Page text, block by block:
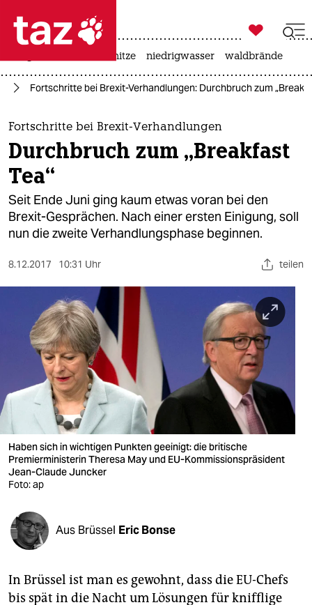
 taz zahl ich
taz zahl ich
themen
politik
öko
gesellschaft
sport
berlin
nord
wahrheit
verlag
verlag
veranstaltungen
shop
fragen & hilfe
unterstützen
abo
genossenschaft

taz zahl ich
hitze niedrigwasser waldbrände
Fortschritte bei Brexit-Verhandlungen: Durchbruch zum
Fortschritte bei Brexit-Verhandlungen
Durchbruch zum „Breakfast
Tea“
Seit Ende Juni ging kaum etwas voran bei den
Brexit-Gesprächen. Nach einer ersten Einigung, soll
nun die zweite Verhandlungsphase beginnen.
8.12.2017 10:31 Uhr teilen
Haben sich in wichtigen Punkten geeinigt: die britische
Premierministerin Theresa May und EU-Kommissionspräsident
Jean-Claude Juncker
Foto: ap
Aus Brüssel Eric Bonse
In Brüssel ist man es gewohnt, dass die EU-Chefs
bis spät in die Nacht um Lösungen für knifflige